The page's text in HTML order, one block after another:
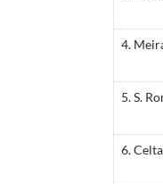
4.
5. S.
6. Celta